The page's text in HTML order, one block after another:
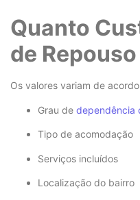
Quanto
de
Os valores variam de
Grau de dependência
Tipo de acomodação
Serviços incluídos
Localização do bairro